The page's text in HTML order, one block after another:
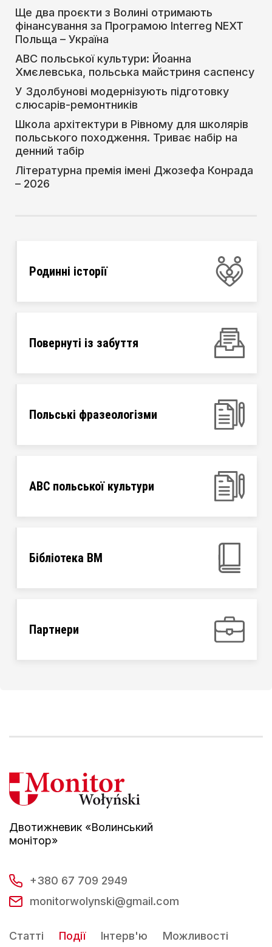
Ще два проєкти з Волині отримають
фінансування за Програмою Interreg NEXT
Польща – Україна
АВС польської культури: Йоанна
Хмєлевська, польська майстриня саспенсу
У Здолбунові модернізують підготовку
слюсарів-ремонтників
Школа архітектури в Рівному для школярів
польського походження. Триває набір на
денний табір
Літературна премія імені Джозефа Конрада
– 2026
Родинні історії
Повернуті із забуття
Польські фразеологізми
ABC польської культури
Бібліотека ВМ
Партнери
Двотижневик «Волинський
монітор»
+380 67 709 2949
monitorwolynski@gmail.com
Статті Події Інтерв'ю
Можливості